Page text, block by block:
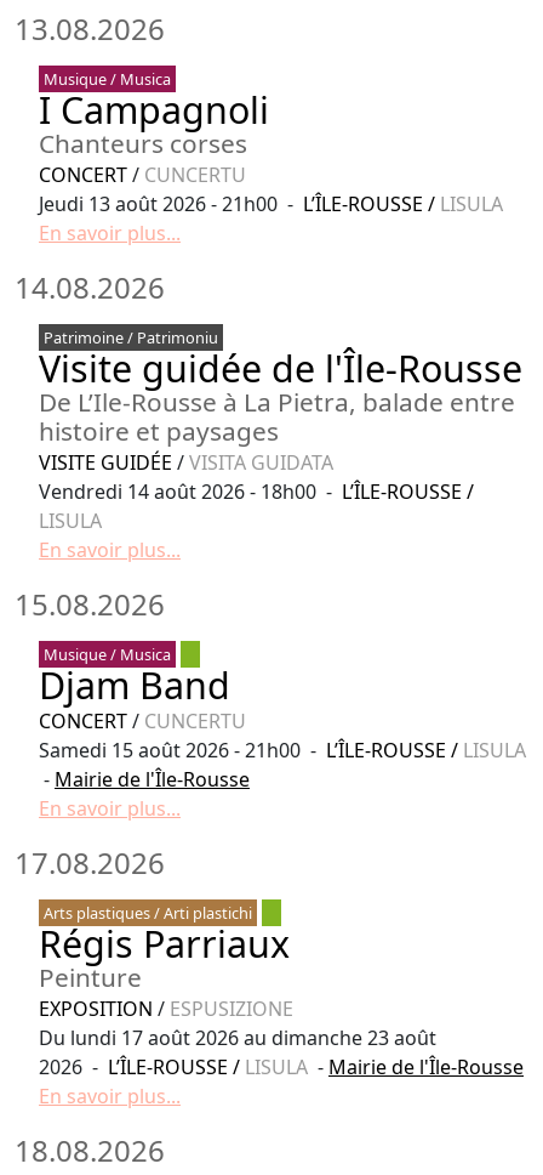
13.08.2026
Musique / Musica
I Campagnoli
Chanteurs corses
CONCERT/ CUNCERTU
Jeudi 13 août 2026 - 21h00 - L’ÎLE-ROUSSE / LISULA
En savoir plus...
14.08.2026
Patrimoine / Patrimoniu
Visite guidée de l'Île-Rousse
De L’Ile-Rousse à La Pietra, balade entre
histoire et paysages
VISITE GUIDÉE /VISITA GUIDATA
Vendredi 14 août 2026 - 18h00 - L’ÎLE-ROUSSE /
LISULA
En savoir plus...
15.08.2026
Musique / Musica
Djam Band
CONCERT/ CUNCERTU
Samedi 15 août 2026 - 21h00 - L’ÎLE-ROUSSE / LISULA
- Mairie de l'Île-Rousse
En savoir plus...
17.08.2026
Arts plastiques / Arti plastichi
Régis Parriaux
Peinture
EXPOSITION / ESPUSIZIONE
Du lundi 17 août 2026 au dimanche 23 août
2026 - L’ÎLE-ROUSSE / LISULA - Mairie de l'Île-Rousse
En savoir plus...
18.08.2026